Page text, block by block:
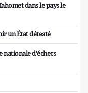
dans le pays le
un État détesté
nationale d'échecs